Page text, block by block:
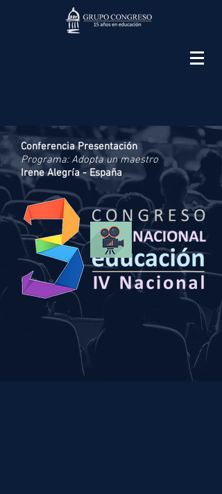
Conferencia Presentación
Programa: Adopta un maestro
Irene Alegría - España